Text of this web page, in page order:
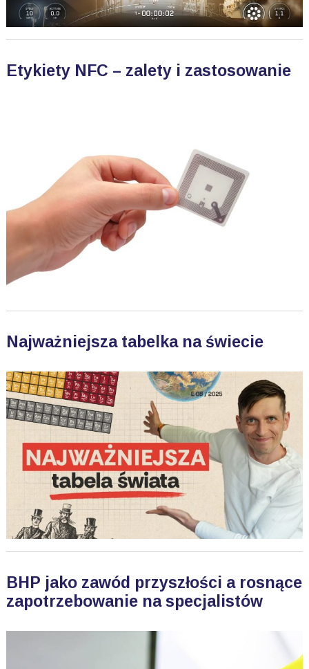
Etykiety NFC – zalety i zastosowanie
Najważniejsza tabelka na świecie
BHP jako zawód przyszłości a rosnące
zapotrzebowanie na specjalistów